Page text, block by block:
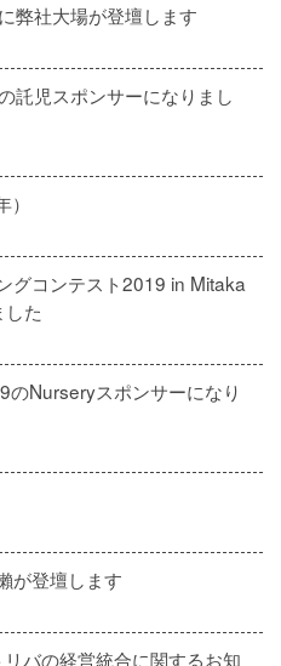
弊社大場が登壇します
託児スポンサーになりまし
グコンテスト2019 in Mitaka
た
Nurseryスポンサーになり
が登壇します
バの経営統合に関するお知